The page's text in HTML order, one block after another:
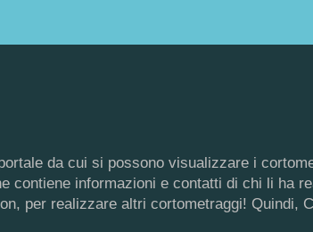
da cui si possono visualizzare i
contiene informazioni e contatti di chi li ha
per realizzare altri cortometraggi! Quindi,